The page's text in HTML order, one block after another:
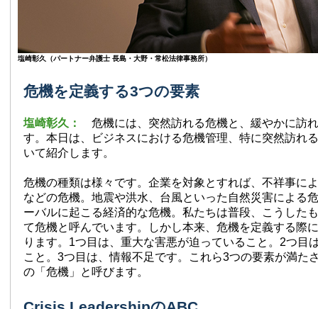
塩崎彰久（パートナー弁護士 長島・大野・常松法律事務所）
危機を定義する3つの要素
塩崎彰久： 危機には、突然訪れる危機と、緩やかに訪
す。本日は、ビジネスにおける危機管理、特に突然訪れ
いて紹介します。
危機の種類は様々です。企業を対象とすれば、不祥事に
などの危機。地震や洪水、台風といった自然災害による
ーバルに起こる経済的な危機。私たちは普段、こうした
て危機と呼んでいます。しかし本来、危機を定義する際
ります。1つ目は、重大な害悪が迫っていること。2つ目
こと。3つ目は、情報不足です。これら3つの要素が満た
の「危機」と呼びます。